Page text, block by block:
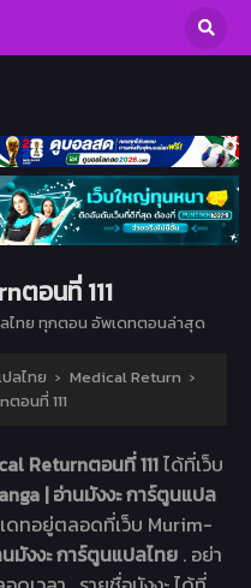
ตอนที่ 111
ไทย ทุกตอน อัพเดทตอนล่าสุด
ลไทย › Medical Return ›
อนที่ 111
Returnตอนที่ 111ได้ที่เว็บ
| อ่านมังงะ การ์ตูนแปล
ดทอยู่ตลอดที่เว็บ Murim-
มังงะ การ์ตูนแปลไทย . อย่า